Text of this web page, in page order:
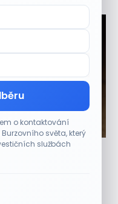
o kontaktování
světa, který
službách
Analytici